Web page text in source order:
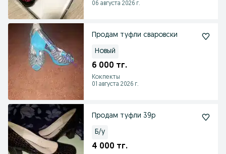
06 августа 2026 г.
Продам туфли сваровски
Новый
6 000 тг.
Кокпекты
01 августа 2026 г.
Продам туфли 39р
Б/у
4 000 тг.